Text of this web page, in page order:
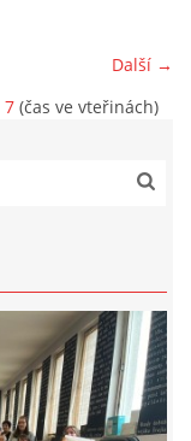
Další →
7 (čas ve vteřinách)